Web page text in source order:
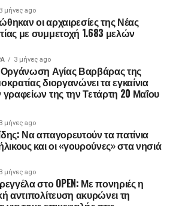
3 μήνες ago
οι αρχαιρεσίες της Νέας
με συμμετοχή 1.683 μελών
3 μήνες ago
Οργάνωση Αγίας Βαρβάρας της
διοργανώνει τα εγκαίνια
της την Τετάρτη 20 Μαΐου
3 μήνες ago
Να απαγορευτούν τα πατίνια
και οι «γουρούνες» στα νησιά
3 μήνες ago
στο OPEN: Με πονηριές η
αντιπολίτευση ακυρώνει τη